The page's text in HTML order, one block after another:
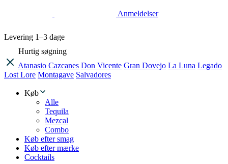
Anmeldelser
Levering 1–3 dage
Hurtig søgning
Atanasio Cazcanes Don Vicente Gran Dovejo La Luna Legado
Lost Lore Montagave Salvadores
Køb
Alle
Tequila
Mezcal
Combo
Køb efter smag
Køb efter mærke
Cocktails